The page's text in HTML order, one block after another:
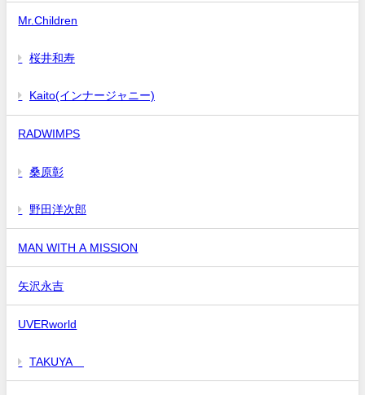
Mr.Children
桜井和寿
Kaito(インナージャニー)
RADWIMPS
桑原彰
野田洋次郎
MAN WITH A MISSION
矢沢永吉
UVERworld
TAKUYA∞